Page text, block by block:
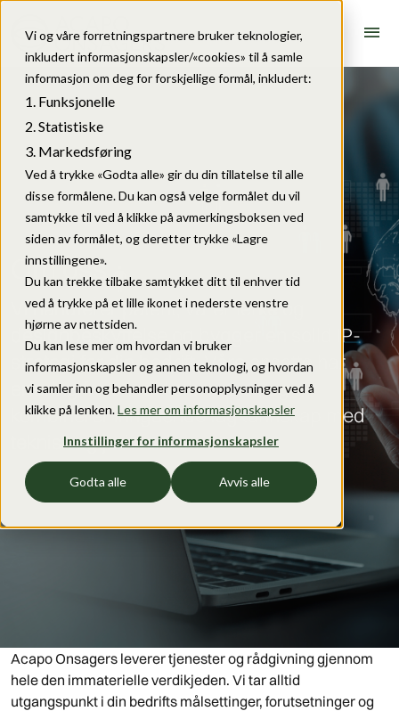
Vi og våre forretningspartnere bruker teknologier,
inkludert informasjonskapsler/«cookies» til å samle
informasjon om deg for forskjellige formål, inkludert:
Funksjonelle
Statistiske
Markedsføring
Ved å trykke «Godta alle» gir du din tillatelse til alle
disse formålene. Du kan også velge formålet du vil
samtykke til ved å klikke på avmerkingsboksen ved
siden av formålet, og deretter trykke «Lagre
innstillingene».
Du kan trekke tilbake samtykket ditt til enhver tid
ved å trykke på et lille ikonet i nederste venstre
hjørne av nettsiden.
Du kan lese mer om hvordan vi bruker
informasjonskapsler og annen teknologi, og hvordan
vi samler inn og behandler personopplysninger ved å
klikke på lenken.Les mer om informasjonskapsler
Innstillinger for informasjonskapsler
Godta alle Avvis alle
menu
Om oss
Vi håndterer patent, varemerke og
designbeskyttelse og bygger en solid IP-
strategi for din bedrift. Våre ansatte har
erfaring fra en rekke bransjer, og
kombinerer inngående fagkunnskap med
teknisk og juridisk kompetanse.
Acapo Onsagers leverer tjenester og rådgivning gjennom
hele den immaterielle verdikjeden. Vi tar alltid
utgangspunkt i din bedrifts målsettinger, forutsetninger og